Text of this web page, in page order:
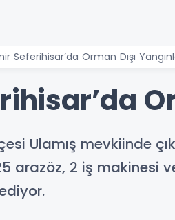
Seferihisar’da Orman Dışı
Ulamış mevkiinde
arazöz, 2 iş makinesi